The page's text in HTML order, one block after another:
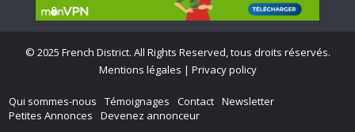
© 2025 French District. All Rights Reserved, tous droits réservés.
Mentions légales | Privacy policy
Qui sommes-nous Témoignages Contact Newsletter
Petites Annonces
Devenez annonceur